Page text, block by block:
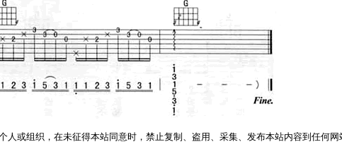
或组织，在未征得本站同意时，禁止复制、盗用、采集、发布本站内容到任何